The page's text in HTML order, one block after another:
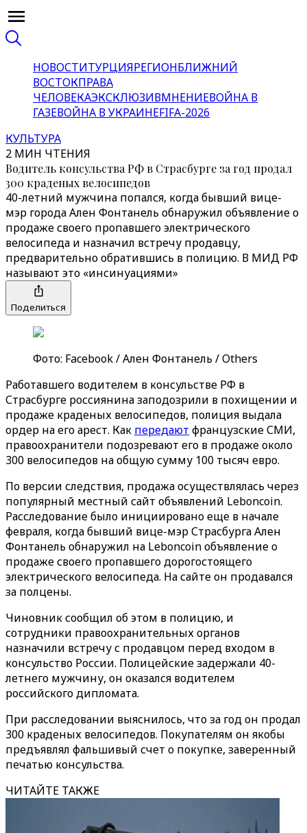
НОВОСТИТУРЦИЯРЕГИОНБЛИЖНИЙ
ВОСТОКПРАВА
ЧЕЛОВЕКАЭКСКЛЮЗИВМНЕНИЕВОЙНА В
ГАЗЕВОЙНА В УКРАИНЕFIFA-2026
КУЛЬТУРА
2 МИН ЧТЕНИЯ
Водитель консульства РФ в Страсбурге за год продал
300 краденых велосипедов
40-летний мужчина попался, когда бывший вице-
мэр города Ален Фонтанель обнаружил объявление о
продаже своего пропавшего электрического
велосипеда и назначил встречу продавцу,
предварительно обратившись в полицию. В МИД РФ
называют это «инсинуациями»
Поделиться
Фото: Facebook / Ален Фонтанель / Others
Работавшего водителем в консульстве РФ в
Страсбурге россиянина заподозрили в похищении и
продаже краденых велосипедов, полиция выдала
ордер на его арест. Как передают французские СМИ,
правоохранители подозревают его в продаже около
300 велосипедов на общую сумму 100 тысяч евро.
По версии следствия, продажа осуществлялась через
популярный местный сайт объявлений Leboncoin.
Расследование было инициировано еще в начале
февраля, когда бывший вице-мэр Страсбурга Ален
Фонтанель обнаружил на Leboncoin объявление о
продаже своего пропавшего дорогостоящего
электрического велосипеда. На сайте он продавался
за полцены.
Чиновник сообщил об этом в полицию, и
сотрудники правоохранительных органов
назначили встречу с продавцом перед входом в
консульство России. Полицейские задержали 40-
летнего мужчину, он оказался водителем
российского дипломата.
При расследовании выяснилось, что за год он продал
300 краденых велосипедов. Покупателям он якобы
предъявлял фальшивый счет о покупке, заверенный
печатью консульства.
ЧИТАЙТЕ ТАКЖЕ